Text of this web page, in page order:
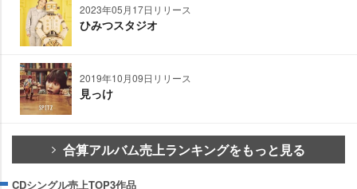
2023年05月17日リリース
ひみつスタジオ
2019年10月09日リリース
見っけ
合算アルバム売上ランキングをもっと見る
CDシングル売上TOP3作品